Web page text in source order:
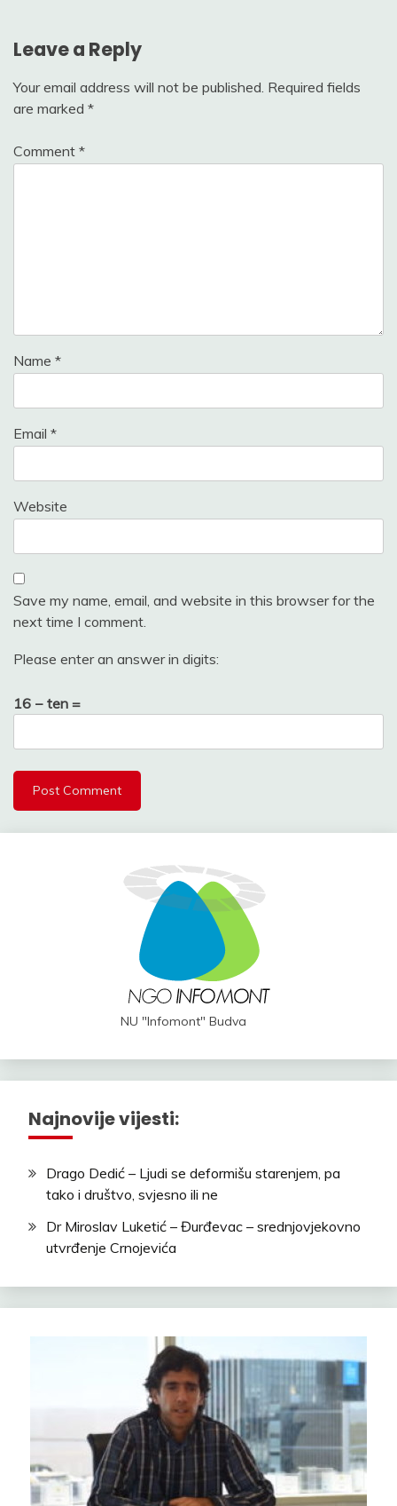
Leave a Reply
Your email address will not be published. Required fields
are marked *
Comment *
Name *
Email *
Website
Save my name, email, and website in this browser for the
next time I comment.
Please enter an answer in digits:
16 − ten =
NU "Infomont" Budva
Najnovije vijesti:
Drago Dedić – Ljudi se deformišu starenjem, pa
tako i društvo, svjesno ili ne
Dr Miroslav Luketić – Đurđevac – srednjovjekovno
utvrđenje Crnojevića